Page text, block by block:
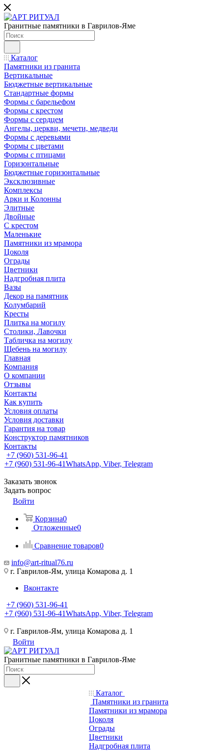
Гранитные памятники в Гаврилов-Яме
Каталог
Памятники из гранита
Вертикальные
Бюджетные вертикальные
Стандартные формы
Формы с барельефом
Формы с крестом
Формы с сердцем
Ангелы, церкви, мечети, медведи
Формы с деревьями
Формы с цветами
Формы с птицами
Горизонтальные
Бюджетные горизонтальные
Эксклюзивные
Комплексы
Арки и Колонны
Элитные
Двойные
С крестом
Маленькие
Памятники из мрамора
Цоколя
Ограды
Цветники
Надгробная плита
Вазы
Декор на памятник
Колумбарий
Кресты
Плитка на могилу
Столики, Лавочки
Табличка на могилу
Щебень на могилу
Главная
Компания
О компании
Отзывы
Контакты
Как купить
Условия оплаты
Условия доставки
Гарантия на товар
Конструктор памятников
Контакты
+7 (960) 531-96-41
+7 (960) 531-96-41WhatsApp, Viber, Telegram
Заказать звонок
Задать вопрос
Войти
Корзина0
Отложенные0
Сравнение товаров0
info@art-ritual76.ru
г. Гаврилов-Ям, улица Комарова д. 1
Вконтакте
+7 (960) 531-96-41
+7 (960) 531-96-41WhatsApp, Viber, Telegram
г. Гаврилов-Ям, улица Комарова д. 1
Войти
Гранитные памятники в Гаврилов-Яме
Каталог
Памятники из гранита
Памятники из мрамора
Цоколя
Ограды
Цветники
Надгробная плита